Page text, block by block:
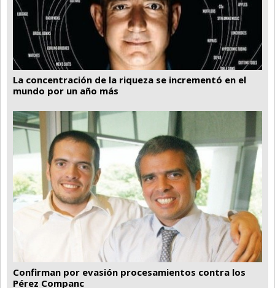
Tendencias
Viajes
La concentración de la riqueza se incrementó en el
mundo por un año más
Confirman por evasión procesamientos contra los
Pérez Companc